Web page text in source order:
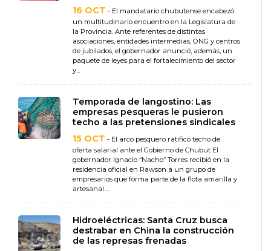
16 OCT - El mandatario chubutense encabezó
un multitudinario encuentro en la Legislatura de
la Provincia. Ante referentes de distintas
asociaciones, entidades intermedias, ONG y centros
de jubilados, el gobernador anunció, además, un
paquete de leyes para el fortalecimiento del sector
y...
Temporada de langostino: Las
empresas pesqueras le pusieron
techo a las pretensiones sindicales
15 OCT - El arco pesquero ratificó techo de
oferta salarial ante el Gobierno de Chubut El
gobernador Ignacio “Nacho” Torres recibió en la
residencia oficial en Rawson a un grupo de
empresarios que forma parte de la flota amarilla y
artesanal....
Hidroeléctricas: Santa Cruz busca
destrabar en China la construcción
de las represas frenadas